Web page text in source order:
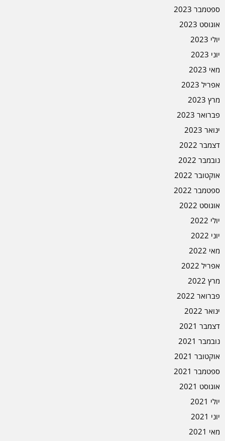
ספטמבר 2023
אוגוסט 2023
יולי 2023
יוני 2023
מאי 2023
אפריל 2023
מרץ 2023
פברואר 2023
ינואר 2023
דצמבר 2022
נובמבר 2022
אוקטובר 2022
ספטמבר 2022
אוגוסט 2022
יולי 2022
יוני 2022
מאי 2022
אפריל 2022
מרץ 2022
פברואר 2022
ינואר 2022
דצמבר 2021
נובמבר 2021
אוקטובר 2021
ספטמבר 2021
אוגוסט 2021
יולי 2021
יוני 2021
מאי 2021